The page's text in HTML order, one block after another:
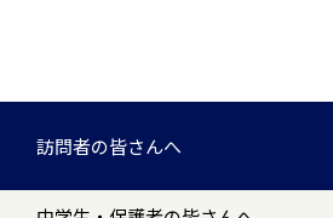
訪問者の皆さんへ